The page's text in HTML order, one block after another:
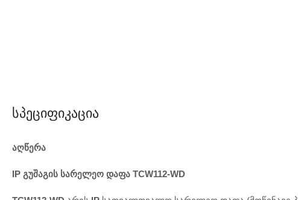
Სპეციფიკაცია
აღწერა
IP გუშაგის სარელეო დაფა TCW112-WD